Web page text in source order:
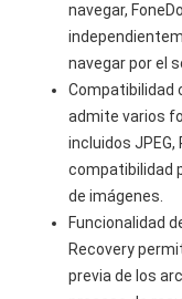
navegar,
navegar por el
Compatibilidad
admite varios
incluidos JPEG,
compatibilidad
de imágenes.
Funcionalidad
Recovery
previa de los